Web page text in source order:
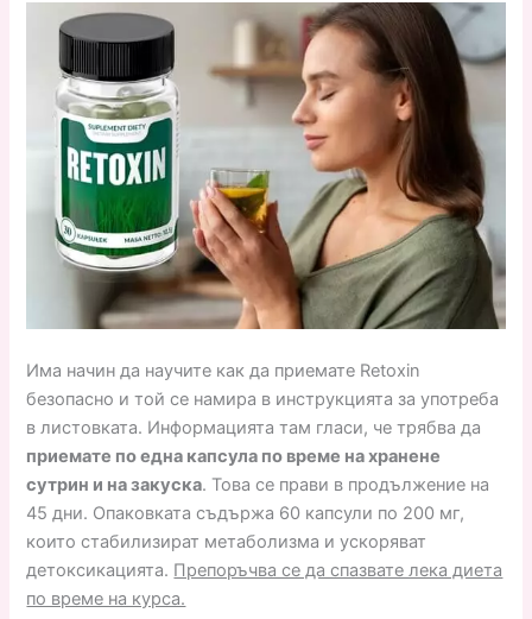
Има начин да научите как да приемате Retoxin
безопасно и той се намира в инструкцията за употреба
в листовката. Информацията там гласи, че трябва да
приемате по една капсула по време на хранене
сутрин и на закуска. Това се прави в продължение на
45 дни. Опаковката съдържа 60 капсули по 200 мг,
които стабилизират метаболизма и ускоряват
детоксикацията. Препоръчва се да спазвате лека диета
по време на курса.